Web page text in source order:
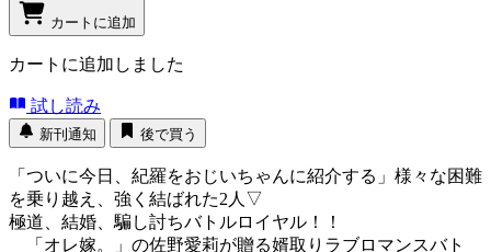
カートに追加
カートに追加しました
試し読み
新刊通知 後で買う
「ついに今日、紀羅をおじいちゃんに紹介する」様々な困難
を乗り越え、強く結ばれた2人▽
極道、結婚、騙し討ちバトルロイヤル！！
「オレ嫁。」の佐野愛莉が贈る婿取りラブロマンスバト